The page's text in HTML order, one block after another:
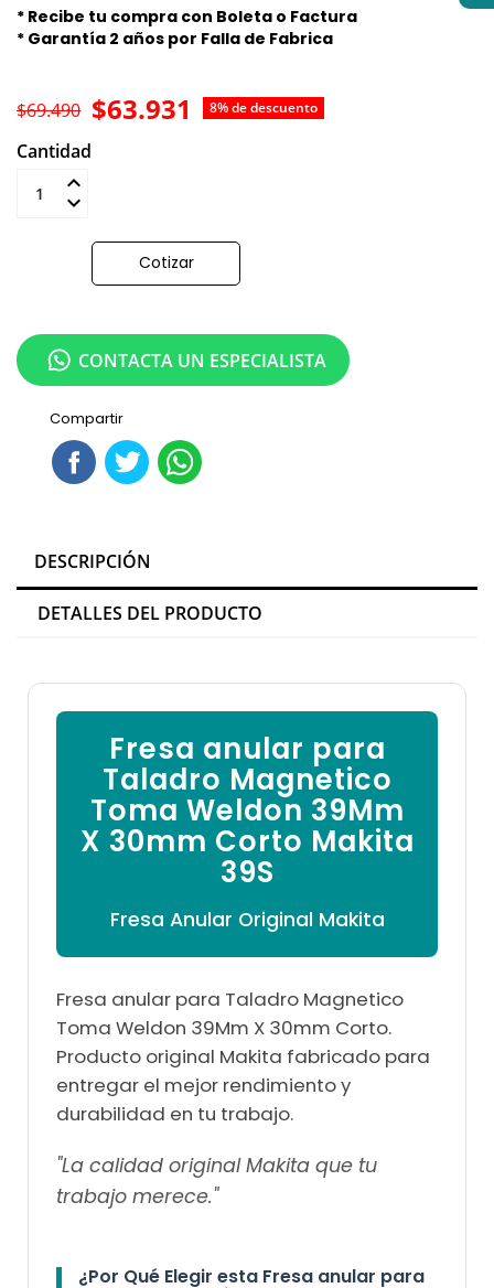
* Recibe tu compra con Boleta o Factura
* Garantía 2 años por Falla de Fabrica
$63.931 8% de descuento
$69.490
Cantidad
Cotizar
Compartir
CONTACTA UN ESPECIALISTA
DESCRIPCIÓN
DETALLES DEL PRODUCTO
Fresa anular para
Taladro Magnetico
Toma Weldon 39Mm
X 30mm Corto Makita
39S
Fresa Anular Original Makita
Fresa anular para Taladro Magnetico
Toma Weldon 39Mm X 30mm Corto.
Producto original Makita fabricado para
entregar el mejor rendimiento y
durabilidad en tu trabajo.
"La calidad original Makita que tu
trabajo merece."
¿Por Qué Elegir esta Fresa anular para